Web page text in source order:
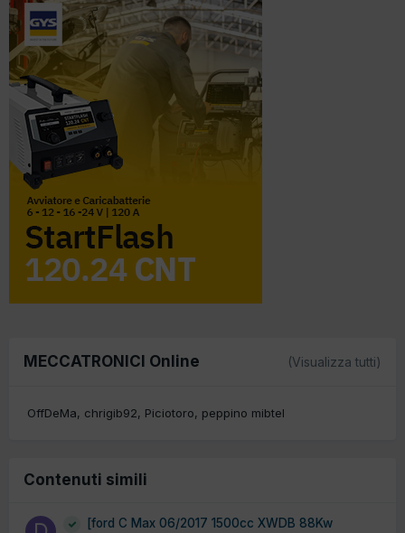
MECCATRONICI Online (Visualizza tutti)
OffDeMa chrigib92 Piciotoro peppino mibtel
Contenuti simili
[ford C Max 06/2017 1500cc XWDB 88Kw